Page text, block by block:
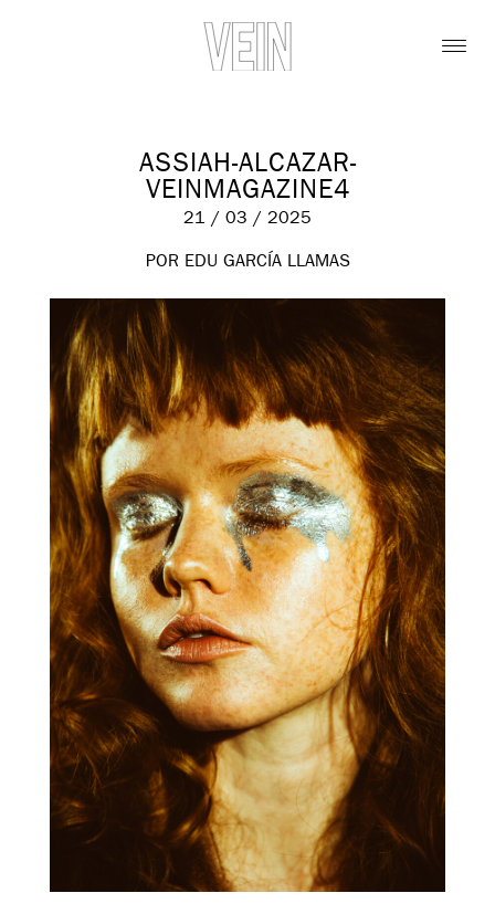
ASSIAH-ALCAZAR-
VEINMAGAZINE4
21 / 03 / 2025
POR EDU GARCÍA LLAMAS